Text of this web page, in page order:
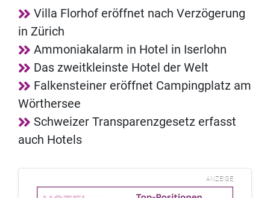
Villa Florhof eröffnet nach Verzögerung
in Zürich
Ammoniakalarm in Hotel in Iserlohn
Das zweitkleinste Hotel der Welt
Falkensteiner eröffnet Campingplatz am
Wörthersee
Schweizer Transparenzgesetz erfasst
auch Hotels
ANZEIGE